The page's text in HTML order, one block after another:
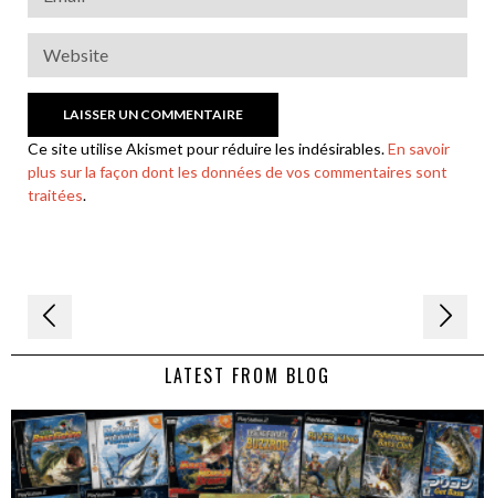
Ce site utilise Akismet pour réduire les indésirables.En savoir
plus sur la façon dont les données de vos commentaires sont
traitées.
Navigation
de LATEST FROM BLOG